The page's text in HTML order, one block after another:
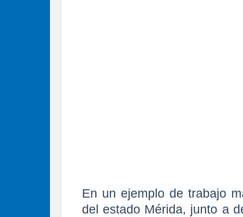
En un ejemplo de trabajo
del estado Mérida, junto a